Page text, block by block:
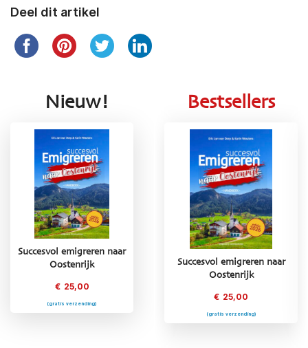
Deel dit artikel
Nieuw!
Succesvol emigreren naar
Oostenrijk
€ 25,00
(gratis verzending)
Bestsellers
Succesvol emigreren naar
(gratis verzending)
Succesvol emigreren naar
Oostenrijk
€ 25,00
(gratis verzending)